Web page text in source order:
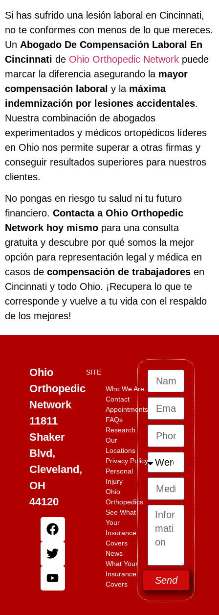
Si has sufrido una lesión laboral en Cincinnati,
no te conformes con menos de lo que mereces.
Un Abogado De Compensación Laboral En
Cincinnati de Ohio Orthopedic Network puede
marcar la diferencia asegurando la mayor
compensación laboral y la máxima
indemnización por lesiones accidentales.
Nuestra combinación de abogados
experimentados y médicos ortopédicos líderes
en Ohio nos permite superar a otras firmas y
conseguir resultados superiores para nuestros
clientes.
No pongas en riesgo tu salud ni tu futuro
financiero. Contacta a Ohio Orthopedic
Network hoy mismo para una consulta
gratuita y descubre por qué somos la mejor
opción para representación legal y médica en
casos de compensación de trabajadores en
Cincinnati y todo Ohio. ¡Recupera lo que te
corresponde y vuelve a tu vida con el respaldo
de los mejores!
Ohio
Orthopedic
Network
11811
Shaker
Blvd,
Cleveland,
OH
44120
SITE
Who We Are
Contact
Appointments
FAQs
Research
Our
Locations
Privacy Policy
Personal
Injury
Ohio
Orthopedics
See What
Your
Insurance
Covers
News
What Your
Insurance
Covers
Send